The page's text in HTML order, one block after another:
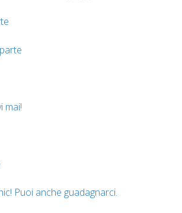
mai!
Puoi anche guadagnarci.